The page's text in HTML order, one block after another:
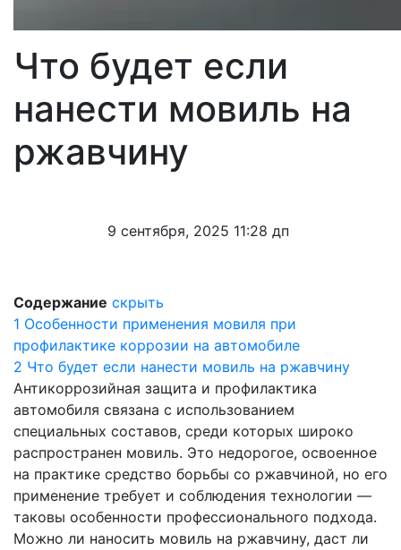
Что будет если
нанести мовиль на
ржавчину
9 сентября, 2025 11:28 дп
Содержание скрыть
1 Особенности применения мовиля при
профилактике коррозии на автомобиле
2 Что будет если нанести мовиль на ржавчину
Антикоррозийная защита и профилактика
автомобиля связана с использованием
специальных составов, среди которых широко
распространен мовиль. Это недорогое, освоенное
на практике средство борьбы со ржавчиной, но его
применение требует и соблюдения технологии —
таковы особенности профессионального подхода.
Можно ли наносить мовиль на ржавчину, даст ли